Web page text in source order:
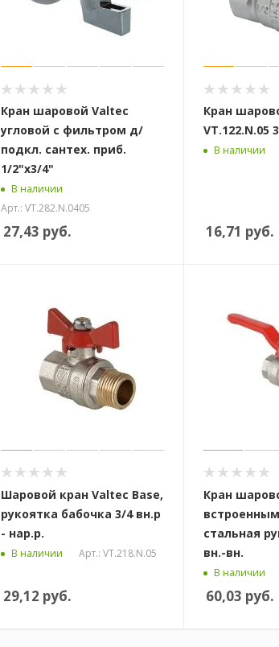
Кран шаровой Valtec
угловой с фильтром д/
подкл. сантех. приб.
1/2"х3/4"
В наличии
Арт.: VT.282.N.0405
27,43 руб.
Кран
VT.122.N.05
В наличии
16,71 руб.
Шаровой кран Valtec Base,
рукоятка бабочка 3/4 вн.р
- нар.р.
В наличии Арт.: VT.218.N.05
29,12 руб.
Кран
стальная
вн.-вн.
В наличии
60,03 руб.